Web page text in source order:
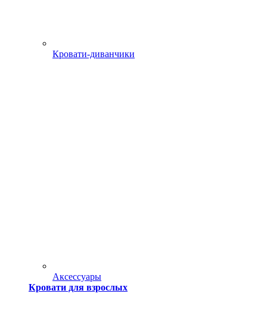
Кровати-диванчики
Аксессуары
Кровати для взрослых